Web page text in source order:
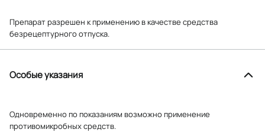
Препарат разрешен к применению в качестве средства
безрецептурного отпуска.
Особые указания
Одновременно по показаниям возможно применение
противомикробных средств.